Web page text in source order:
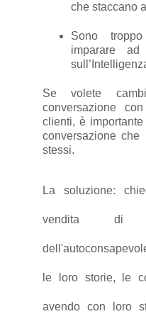
che staccano
Sono
imparare
Se volete
conversazione
clienti, è
conversazione
stessi.
La soluzione:
vendita di
le loro storie, le
avendo con loro